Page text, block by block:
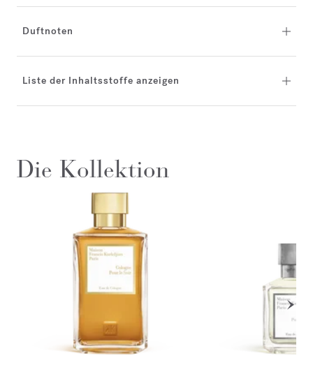
Duftnoten
Liste der Inhaltsstoffe anzeigen
Die Kollektion